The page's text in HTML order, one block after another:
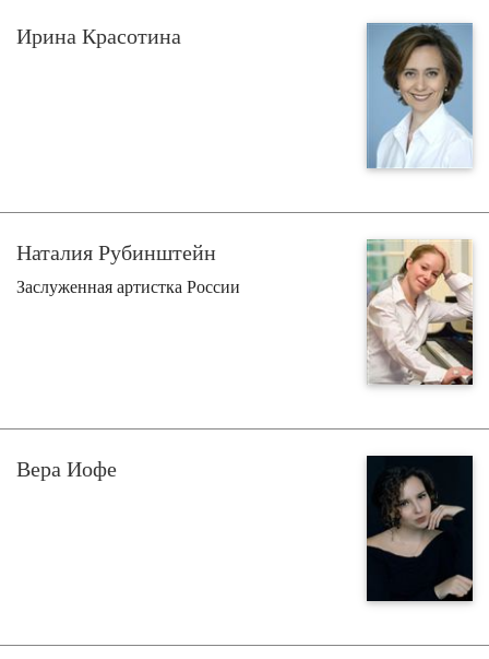
Ирина Красотина
Наталия Рубинштейн
Заслуженная артистка России
Вера Иофе